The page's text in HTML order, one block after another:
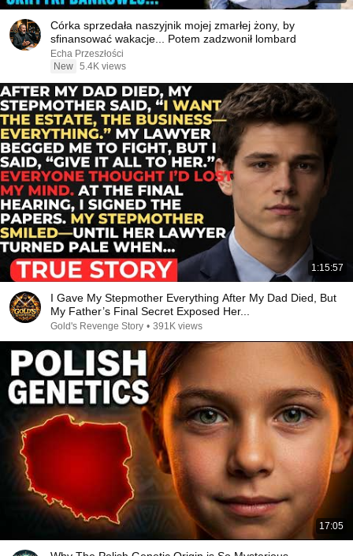
Córka sprzedała naszyjnik mojej zmarłej żony, by
sfinansować wakacje... Potem zadzwonił lombard
Echa Przeszłości
New 5.4K views
1:15:57
I Gave My Stepmother Everything After My Dad Died, But
My Father’s Final Secret Exposed Her...
Gold's Revenge Story • 391K views
17:05